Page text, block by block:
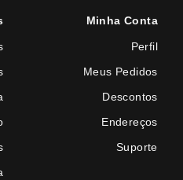
Minha Conta
Perfil
Meus Pedidos
Descontos
Endereços
Suporte